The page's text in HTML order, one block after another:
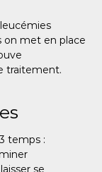
on met en place
traitement.
temps :
se